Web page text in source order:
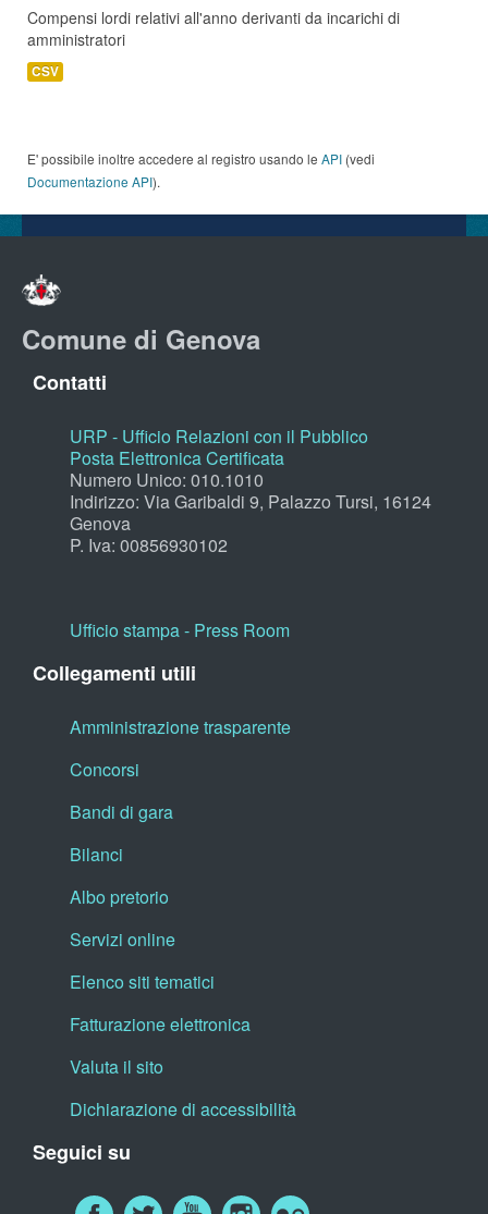
Compensi lordi relativi all'anno derivanti da incarichi di
amministratori
CSV
E' possibile inoltre accedere al registro usando le API (vedi
Documentazione API).
Comune di Genova
Contatti
URP - Ufficio Relazioni con il Pubblico
Posta Elettronica Certificata
Numero Unico: 010.1010
Indirizzo: Via Garibaldi 9, Palazzo Tursi, 16124
Genova
P. Iva: 00856930102
Ufficio stampa - Press Room
Collegamenti utili
Amministrazione trasparente
Concorsi
Bandi di gara
Bilanci
Albo pretorio
Servizi online
Elenco siti tematici
Fatturazione elettronica
Valuta il sito
Dichiarazione di accessibilità
Seguici su